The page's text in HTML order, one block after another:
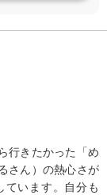
行きたかった「め
さん）の熱心さが
います。自分も